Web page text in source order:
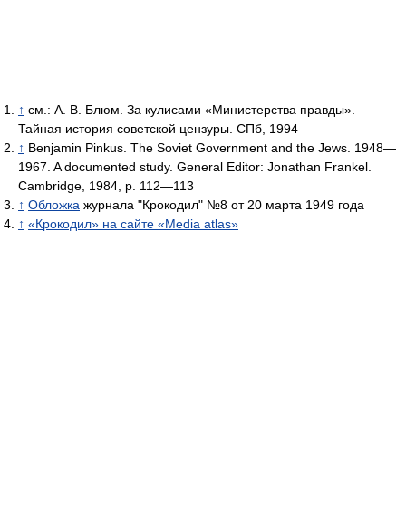
↑ см.: А. В. Блюм. За кулисами «Министерства правды».
Тайная история советской цензуры. СПб, 1994
↑ Benjamin Pinkus. The Soviet Government and the Jews. 1948—
1967. A documented study. General Editor: Jonathan Frankel.
Cambridge, 1984, p. 112—113
↑ Обложка журнала "Крокодил" №8 от 20 марта 1949 года
↑ «Крокодил» на сайте «Media atlas»